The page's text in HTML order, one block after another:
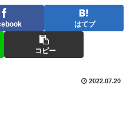
はてブ
コピー
2022.07.20